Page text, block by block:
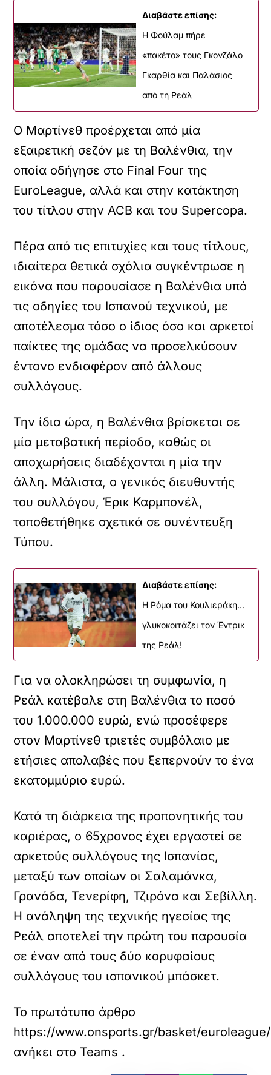
Διαβάστε επίσης:
H Φούλαμ πήρε
«πακέτο» τους Γκονζάλο
Γκαρθία και Παλάσιος
από τη Ρεάλ
Ο Μαρτίνεθ προέρχεται από μία
εξαιρετική σεζόν με τη Βαλένθια, την
οποία οδήγησε στο Final Four της
EuroLeague, αλλά και στην κατάκτηση
του τίτλου στην ACB και του Supercopa.
Πέρα από τις επιτυχίες και τους τίτλους,
ιδιαίτερα θετικά σχόλια συγκέντρωσε η
εικόνα που παρουσίασε η Βαλένθια υπό
τις οδηγίες του Ισπανού τεχνικού, με
αποτέλεσμα τόσο ο ίδιος όσο και αρκετοί
παίκτες της ομάδας να προσελκύσουν
έντονο ενδιαφέρον από άλλους
συλλόγους.
Την ίδια ώρα, η Βαλένθια βρίσκεται σε
μία μεταβατική περίοδο, καθώς οι
αποχωρήσεις διαδέχονται η μία την
άλλη. Μάλιστα, ο γενικός διευθυντής
του συλλόγου, Έρικ Καρμπονέλ,
τοποθετήθηκε σχετικά σε συνέντευξη
Τύπου.
Διαβάστε επίσης:
Η Ρόμα του Κουλιεράκη...
γλυκοκοιτάζει τον Έντρικ
της Ρεάλ!
Για να ολοκληρώσει τη συμφωνία, η
Ρεάλ κατέβαλε στη Βαλένθια το ποσό
του 1.000.000 ευρώ, ενώ προσέφερε
στον Μαρτίνεθ τριετές συμβόλαιο με
ετήσιες απολαβές που ξεπερνούν το ένα
εκατομμύριο ευρώ.
Κατά τη διάρκεια της προπονητικής του
καριέρας, ο 65χρονος έχει εργαστεί σε
αρκετούς συλλόγους της Ισπανίας,
μεταξύ των οποίων οι Σαλαμάνκα,
Γρανάδα, Τενερίφη, Τζιρόνα και Σεβίλλη.
Η ανάληψη της τεχνικής ηγεσίας της
Ρεάλ αποτελεί την πρώτη του παρουσία
σε έναν από τους δύο κορυφαίους
συλλόγους του ισπανικού μπάσκετ.
Το πρωτότυπο άρθρο
https://www.onsports.gr/basket/
ανήκει στο Teams .